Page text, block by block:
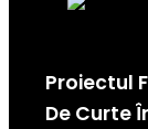
Proiectul
De Curte